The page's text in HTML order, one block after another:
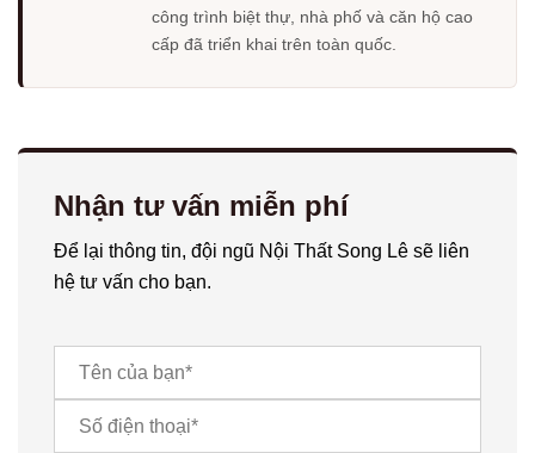
công trình biệt thự, nhà phố và căn hộ cao
cấp đã triển khai trên toàn quốc.
Nhận tư vấn miễn phí
Để lại thông tin, đội ngũ Nội Thất Song Lê sẽ liên
hệ tư vấn cho bạn.